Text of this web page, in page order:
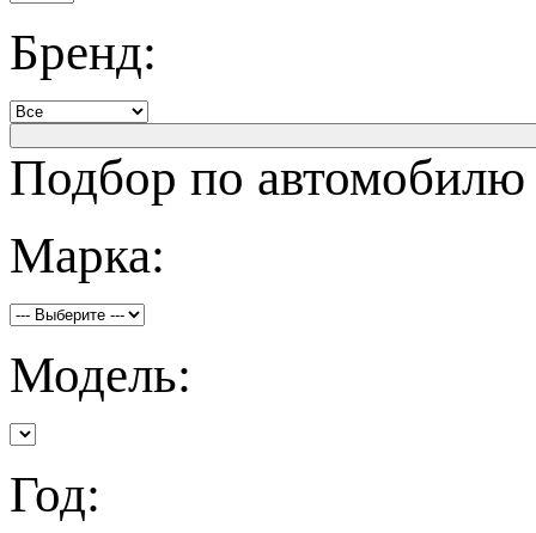
Бренд:
Подбор по автомобилю
Марка:
Модель:
Год: